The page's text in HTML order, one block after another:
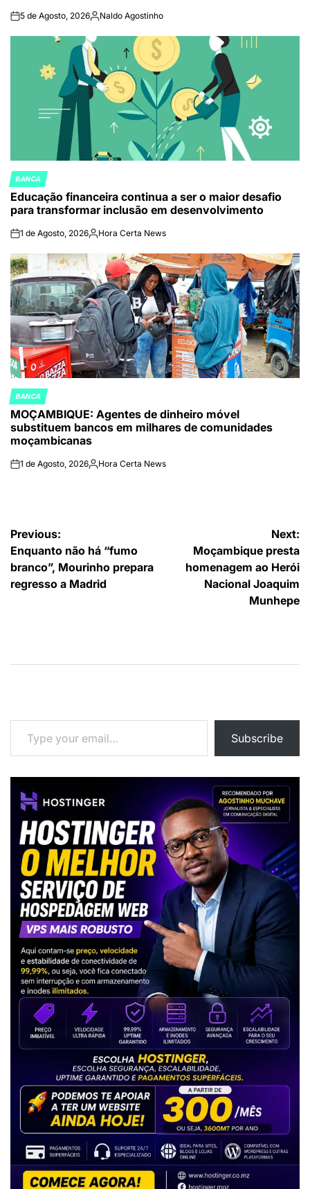
on5 de Agosto, 2026Publicado
Naldo Agostinho
POSTED
IN
BANCA
Educação financeira continua a ser o maior desafio
para transformar inclusão em desenvolvimento
on1 de Agosto, 2026Publicado
Hora Certa News
POSTED
IN
BANCA
MOÇAMBIQUE: Agentes de dinheiro móvel
substituem bancos em milhares de comunidades
moçambicanas
on1 de Agosto, 2026Publicado
Hora Certa News
Navegação
de
artigos
Previous:
Enquanto não há “fumo
branco”, Mourinho prepara
regresso a Madrid
Next:
Moçambique presta
homenagem ao Herói
Nacional Joaquim
Munhepe
Type your email…
Subscribe